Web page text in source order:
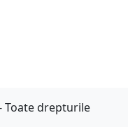
Toate drepturile